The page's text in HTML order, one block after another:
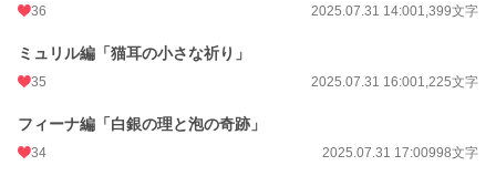
36 2025.07.31 14:001,399文字
ミュリル編「猫耳の小さな祈り」
35 2025.07.31 16:001,225文字
フィーナ編「白銀の理と泡の奇跡」
34 2025.07.31 17:00998文字